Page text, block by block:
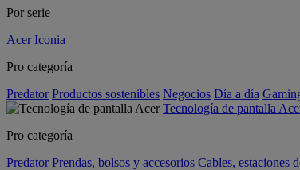
Por serie
Acer Iconia
Pro categoría
Predator Productos sostenibles Negocios Día a día
Tecnología de pantalla
Pro categoría
Predator Prendas, bolsos y accesorios Cables, estaciones